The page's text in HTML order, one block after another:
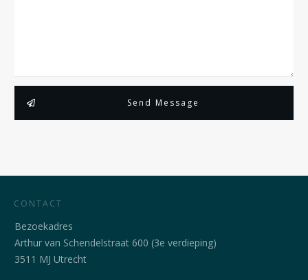
Send Message
CONTACT
Bezoekadres
Arthur van Schendelstraat 600 (3e verdieping)
3511 MJ Utrecht